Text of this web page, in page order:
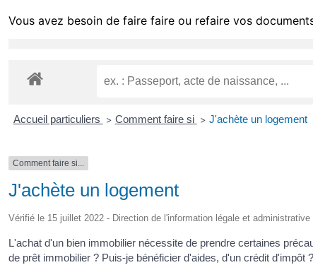
Vous avez besoin de faire faire ou refaire vos
Accueil particuliers > Comment faire si > J'achète un logement
Comment faire si...
J'achète un logement
Vérifié le 15 juillet 2022 - Direction de l'information légale et
L'achat d'un bien immobilier nécessite de prendre certaines
de prêt immobilier ? Puis-je bénéficier d'aides, d'un crédit d'impôt ?